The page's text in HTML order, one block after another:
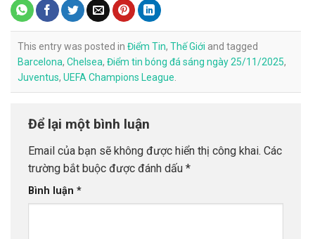
This entry was posted in Điểm Tin, Thế Giới and tagged
Barcelona, Chelsea, Điểm tin bóng đá sáng ngày 25/11/2025,
Juventus, UEFA Champions League.
Để lại một bình luận
Email của bạn sẽ không được hiển thị công khai. Các
trường bắt buộc được đánh dấu *
Bình luận *